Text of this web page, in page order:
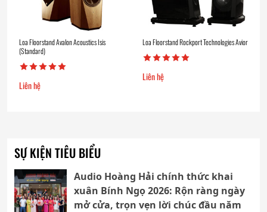
Loa Floorstand Avalon Acoustics Isis
(Standard)
Liên hệ
Loa Floorstand Rockport Technologies Avior
Liên hệ
SỰ KIỆN TIÊU BIỂU
Audio Hoàng Hải chính thức khai
xuân Bính Ngọ 2026: Rộn ràng ngày
mở cửa, trọn vẹn lời chúc đầu năm